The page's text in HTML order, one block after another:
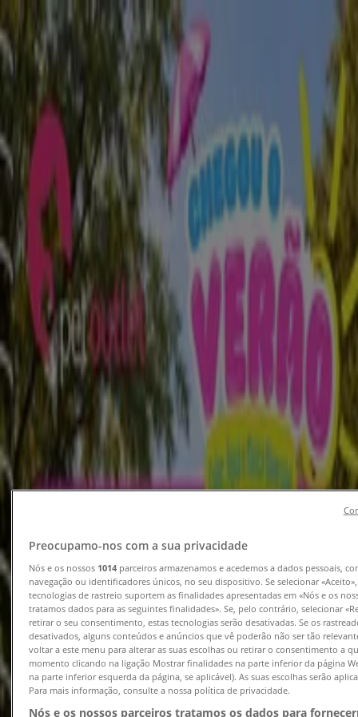
Em Destaque Supermercados
Casa e
Decoração
Informática e Eletrónica
Brinquedos e
Crianças
Roupa, Sapatos e AcessóriosFarmácias e
Bricolage, Jardim e ConstruçãoDesportoCosmética
Carros, Motos e PeçasLivrarias, Papelaria e
Hobbies Restaurantes Viagens Óticas Bancos e
Serviços
Casamentos
Bancos em Braga - Revistas,
Catálogos e Promoções
Tiendeo em Braga
»
Promoções de Bancos e Serviços em Braga
Novo
Millennium Bcp
Dá gosto esta taxa para agosto
Válido até 16/08Braga
Petoutlet
Preocupamo-nos com a sua privacidade
Nós e os nossos 1014 parceiros armazenamos e acedemos a dados pessoais,
navegação ou identificadores únicos, no seu dispositivo. Se selecionar
tecnologias de rastreio suportem as finalidades apresentadas em «Nós e os
tratamos dados para as seguintes finalidades». Se, pelo contrário, selecionar
retirar o seu consentimento, estas tecnologias serão desativadas. Se os
desativados, alguns conteúdos e anúncios que vê poderão não ser tão
voltar a este menu para alterar as suas escolhas ou retirar o consentimento a
momento clicando na ligação Mostrar finalidades na parte inferior da página
na parte inferior esquerda da página, se aplicável). As suas escolhas serão
Para mais informação, consulte a nossa política de privacidade.
Nós e os nossos parceiros tratamos os dados para